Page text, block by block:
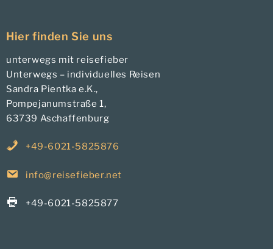
Hier finden Sie uns
unterwegs mit reisefieber
Unterwegs – individuelles Reisen
Sandra Pientka e.K.,
Pompejanumstraße 1,
63739 Aschaffenburg
+49-6021-5825876
info@reisefieber.net
+49-6021-5825877